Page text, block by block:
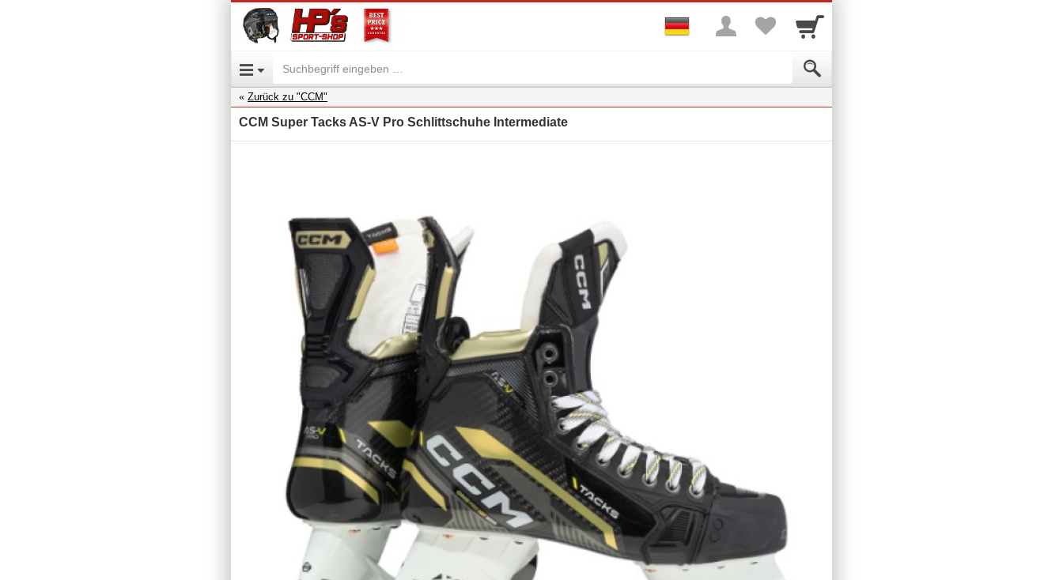
Zurück zu "CCM"
CCM Super Tacks AS-V Pro Schlittschuhe Intermediate